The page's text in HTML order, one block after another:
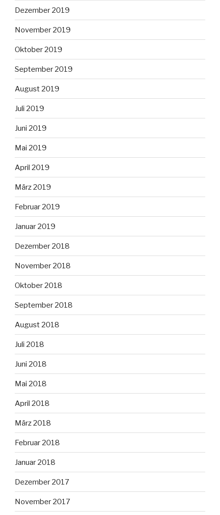
Dezember 2019
November 2019
Oktober 2019
September 2019
August 2019
Juli 2019
Juni 2019
Mai 2019
April 2019
März 2019
Februar 2019
Januar 2019
Dezember 2018
November 2018
Oktober 2018
September 2018
August 2018
Juli 2018
Juni 2018
Mai 2018
April 2018
März 2018
Februar 2018
Januar 2018
Dezember 2017
November 2017